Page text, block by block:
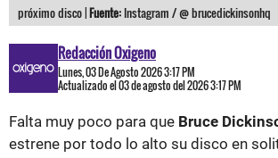
próximo disco |Fuente: Instagram / @ brucedickinsonhq
Redacción Oxigeno
Lunes, 03 De Agosto 2026 3:17 PM
Actualizado el 03 de agosto del 2026 3:17 PM
Falta muy poco para que Bruce
estrene por todo lo alto su disco en